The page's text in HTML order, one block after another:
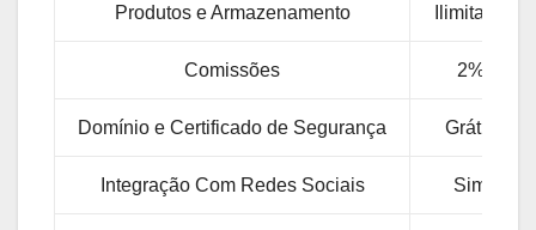
Produtos e Armazenamento Ilimitado
Comissões 2%
Domínio e Certificado de Segurança Grátis
Integração Com Redes Sociais Sim